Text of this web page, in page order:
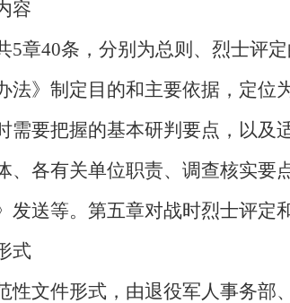
容
5章40条，分别为总则、烈士评
法》制定目的和主要依据，定位
需要把握的基本研判要点，以
、各有关单位职责、调查核实
发送等。第五章对战时烈士评
式
性文件形式，由退役军人事务